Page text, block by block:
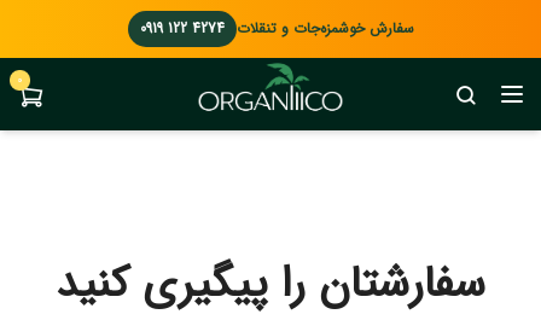
سفارش خوشمزه‌جات و تنقلات 0919 122 4274
0
سفارشتان را پیگیری کنید